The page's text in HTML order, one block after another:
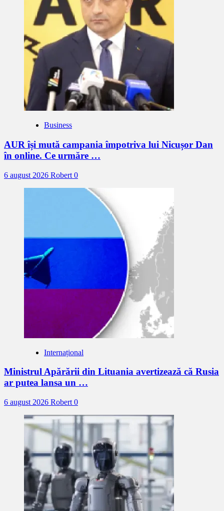
Business
AUR își mută campania împotriva lui Nicușor Dan
în online. Ce urmăre …
6 august 2026 Robert 0
Internațional
Ministrul Apărării din Lituania avertizează că Rusia
ar putea lansa un …
6 august 2026 Robert 0